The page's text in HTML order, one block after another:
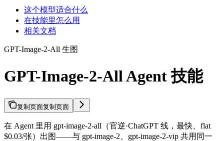
这个模型适合什么
在技能里怎么用
相关文档
GPT-Image-2-All 生图
GPT-Image-2-All Agent 技能
复制页面复制页面
在 Agent 里用 gpt-image-2-all（官逆·ChatGPT 线，最快、flat
$0.03/张）出图——与 gpt-image-2、gpt-image-2-vip 共用同一